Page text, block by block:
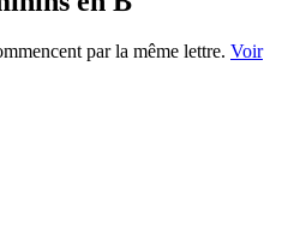
par la même lettre. Voir